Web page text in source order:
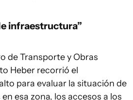
infraestructura”
de Transporte y Obras
Heber recorrió el
para evaluar la situación de
esa zona, los accesos a los